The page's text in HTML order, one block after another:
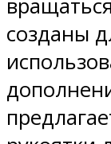
созданы